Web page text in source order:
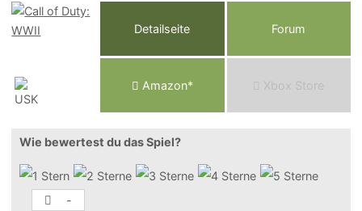
Detailseite Forum
Amazon* Xbox Store
Wie bewertest du das Spiel?
-